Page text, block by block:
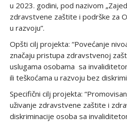
u 2023. godini, pod nazivom
zdravstvene zaštite i podrške za
u razvoju”.
Opšti cilj projekta: “Povećanje
značaju pristupa zdravstvenoj
uslugama osobama sa
ili teškoćama u razvoju bez
Specifični cilj projekta:
uživanje zdravstvene zaštite i
diskriminacije osoba sa